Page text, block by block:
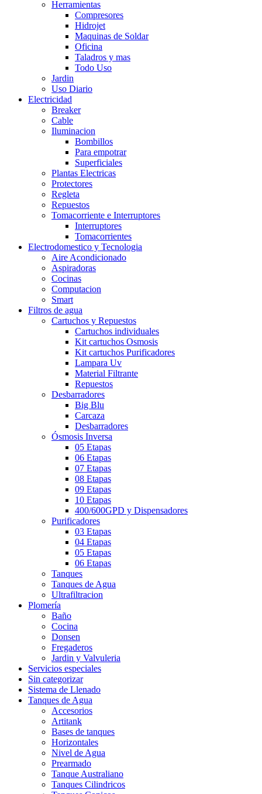
Herramientas
Compresores
Hidrojet
Maquinas de Soldar
Oficina
Taladros y mas
Todo Uso
Jardin
Uso Diario
Electricidad
Breaker
Cable
Iluminacion
Bombillos
Para empotrar
Superficiales
Plantas Electricas
Protectores
Regleta
Repuestos
Tomacorriente e Interruptores
Interruptores
Tomacorrientes
Electrodomestico y Tecnologia
Aire Acondicionado
Aspiradoras
Cocinas
Computacion
Smart
Filtros de agua
Cartuchos y Repuestos
Cartuchos individuales
Kit cartuchos Osmosis
Kit cartuchos Purificadores
Lampara Uv
Material Filtrante
Repuestos
Desbarradores
Big Blu
Carcaza
Desbarradores
Ósmosis Inversa
05 Etapas
06 Etapas
07 Etapas
08 Etapas
09 Etapas
10 Etapas
400/600GPD y Dispensadores
Purificadores
03 Etapas
04 Etapas
05 Etapas
06 Etapas
Tanques
Tanques de Agua
Ultrafiltracion
Plomería
Baño
Cocina
Donsen
Fregaderos
Jardin y Valvuleria
Servicios especiales
Sin categorizar
Sistema de Llenado
Tanques de Agua
Accesorios
Artitank
Bases de tanques
Horizontales
Nivel de Agua
Prearmado
Tanque Australiano
Tanques Cilindricos